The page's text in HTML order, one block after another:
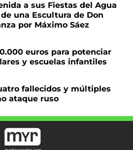
a sus Fiestas del Agua
una Escultura de Don
por Máximo Sáez
euros para potenciar
y escuelas infantiles
fallecidos y múltiples
ataque ruso